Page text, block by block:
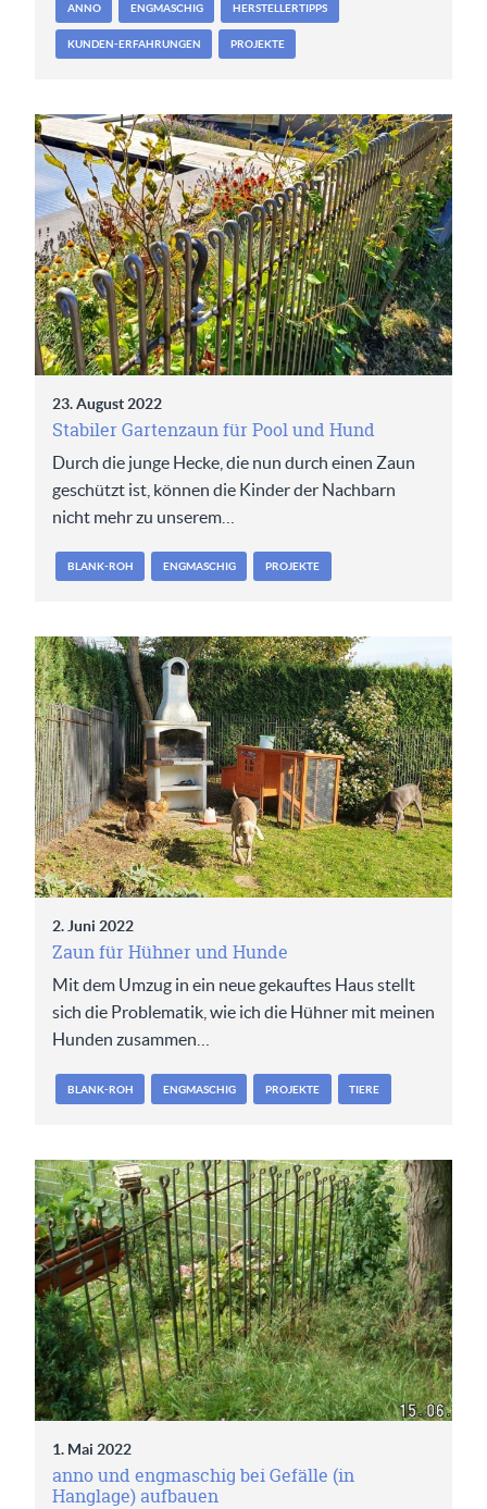
ANNO ENGMASCHIG HERSTELLERTIPPS
KUNDEN-ERFAHRUNGEN PROJEKTE
23. August 2022
Stabiler Gartenzaun für Pool und Hund
Durch die junge Hecke, die nun durch einen Zaun
geschützt ist, können die Kinder der Nachbarn
nicht mehr zu unserem…
BLANK-ROH ENGMASCHIG PROJEKTE
2. Juni 2022
Zaun für Hühner und Hunde
Mit dem Umzug in ein neue gekauftes Haus stellt
sich die Problematik, wie ich die Hühner mit meinen
Hunden zusammen…
BLANK-ROH ENGMASCHIG PROJEKTE TIERE
1. Mai 2022
anno und engmaschig bei Gefälle (in
Hanglage) aufbauen